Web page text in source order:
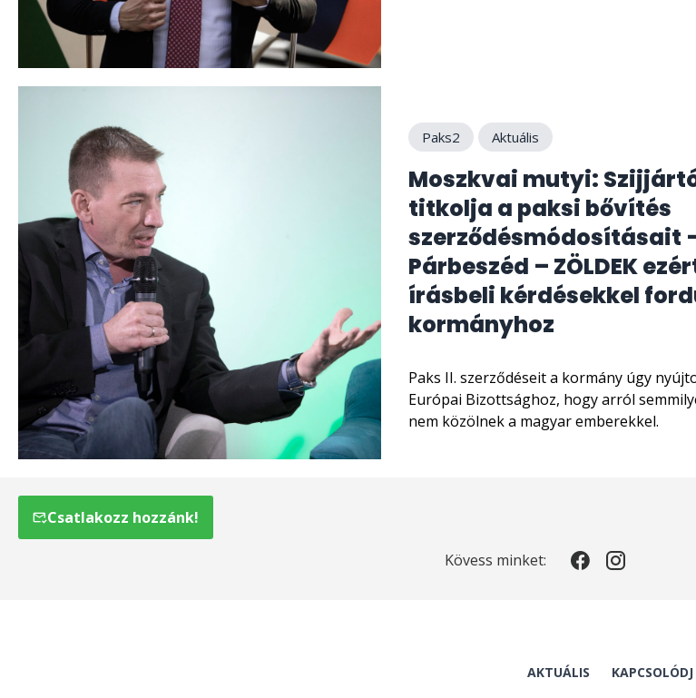
Paks2 Aktuális
Moszkvai mutyi:
titkolja a paksi bővítés
szerződésmódosításait
Párbeszéd – ZÖLDEK
írásbeli kérdésekkel
kormányhoz
Paks II. szerződéseit a kormány úgy
Európai Bizottsághoz, hogy arról
nem közölnek a magyar emberekkel.
Csatlakozz hozzánk!
Kövess minket:
AKTUÁLIS KAPCSOLÓDJ